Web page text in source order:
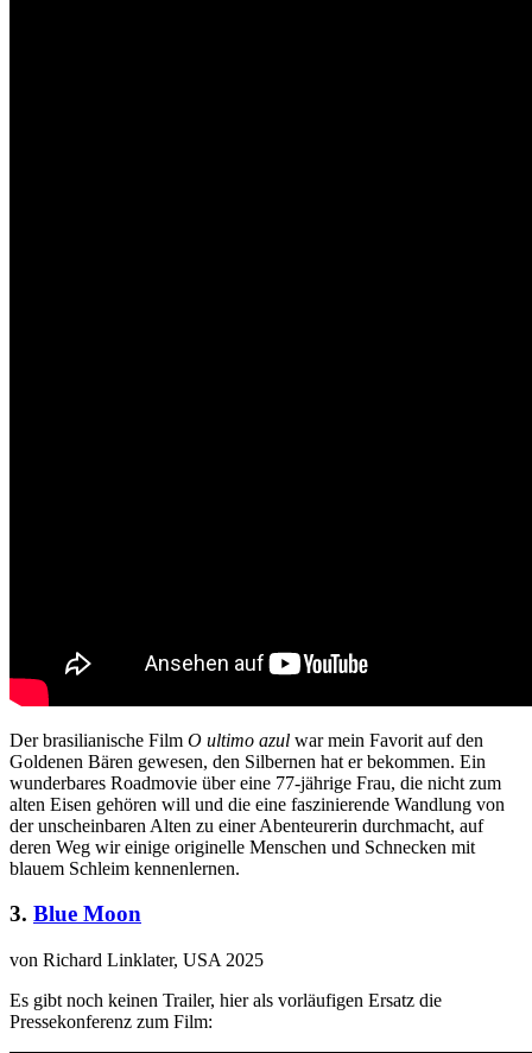
Der brasilianische Film O ultimo azul war mein Favorit auf den
Goldenen Bären gewesen, den Silbernen hat er bekommen. Ein
wunderbares Roadmovie über eine 77-jährige Frau, die nicht zum
alten Eisen gehören will und die eine faszinierende Wandlung von
der unscheinbaren Alten zu einer Abenteurerin durchmacht, auf
deren Weg wir einige originelle Menschen und Schnecken mit
blauem Schleim kennenlernen.
3. Blue Moon
von Richard Linklater, USA 2025
Es gibt noch keinen Trailer, hier als vorläufigen Ersatz die
Pressekonferenz zum Film: